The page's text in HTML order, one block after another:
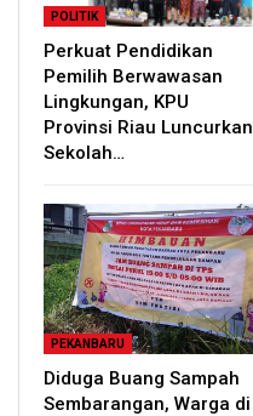
POLITIK
Perkuat Pendidikan
Pemilih Berwawasan
Lingkungan, KPU
Provinsi Riau Luncurkan
Sekolah…
PEKANBARU
Diduga Buang Sampah
Sembarangan, Warga di